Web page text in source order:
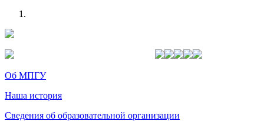
Об МПГУ
Наша история
Сведения об образовательной организации